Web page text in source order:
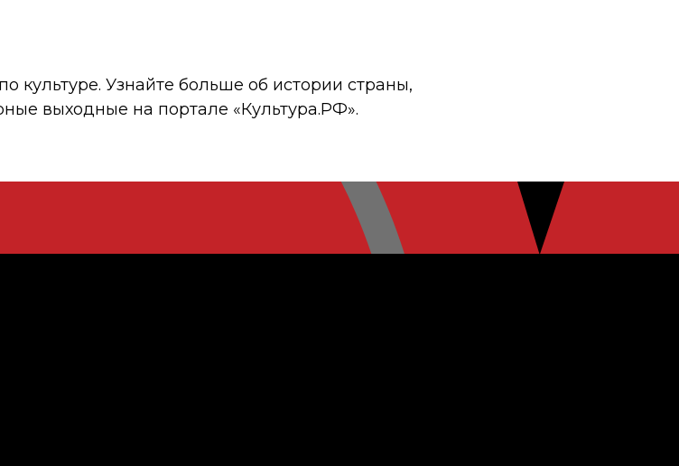
культуре. Узнайте больше об истории страны,
выходные на портале «Культура.РФ».